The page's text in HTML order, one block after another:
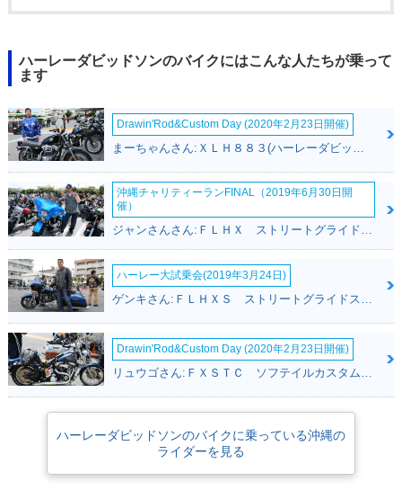
ハーレーダビッドソンのバイクにはこんな人たちが乗って
ます
Drawin'Rod&Custom Day (2020年2月23日開催)
沖縄チャリティーランFINAL（2019年6月30日開
催）
ジャンさんさん:ＦＬＨＸ ストリートグライド(ハーレーダビッドソン)
ハーレー大試乗会(2019年3月24日)
Drawin'Rod&Custom Day (2020年2月23日開催)
ハーレーダビッドソンのバイクに乗っている沖縄の
ライダーを見る